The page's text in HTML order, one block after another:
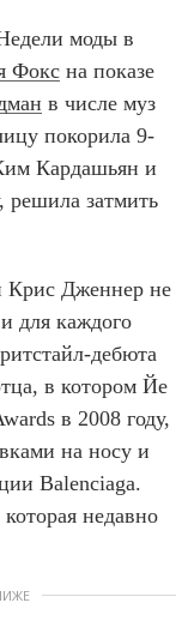
моды в
Фокс на показе
в числе муз
покорила 9-
Кардашьян и
решила затмить
Крис Дженнер не
для каждого
дебюта
в котором Йе
в 2008 году,
на носу и
Balenciaga.
недавно